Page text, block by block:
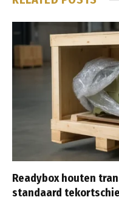
Readybox houten
standaard